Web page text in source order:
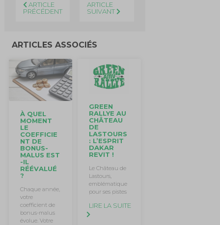
ARTICLE
PRÉCÉDENT
ARTICLE
SUIVANT
ARTICLES ASSOCIÉS
À QUEL
MOMENT
LE
COEFFICIE
NT DE
BONUS-
MALUS EST
-IL
RÉÉVALUÉ
?
Chaque année,
votre
coefficient de
bonus-malus
évolue. Votre
GREEN
RALLYE AU
CHÂTEAU
DE
LASTOURS
: L’ESPRIT
DAKAR
REVIT !
Le Château de
Lastours,
emblématique
pour ses pistes
LIRE LA SUITE